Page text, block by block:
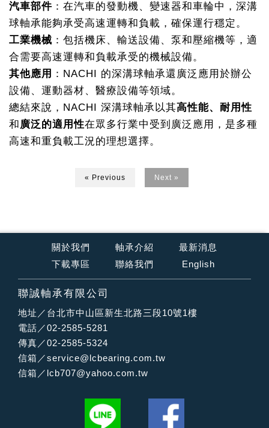
汽車部件 ：在汽車的發動機、變速器和車輪中，深溝
球軸承能夠承受高速運轉和負載，確保運行穩定。
工業機械 ：包括機床、輸送設備、泵和壓縮機等，適
合需要高速運轉和負載承受的機械設備。
其他應用 ：NACHI 的深溝球軸承還廣泛應用於辦公
設備、運動器材、醫療設備等領域。
總結來說，NACHI 深溝球軸承以其高性能、耐用性
和廣泛的適用性在眾多行業中受到廣泛應用，是多種
高速和重負載工況的理想選擇。
« Previous Next »
關於我們 軸承介紹
最新消息
下載專區
聯絡我們 English
聯誠軸承有限公司
地址／台北市中山區新生北路三段10號1樓
電話／02-2585-5281
傳真／02-2585-5324
信箱／service@lcbearing.com.tw
信箱／ lcb707@yahoo.com.tw